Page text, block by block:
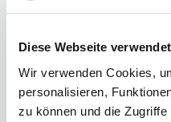
Diese Webseite
Wir verwenden Cookies,
personalisieren,
zu können und die
Anzahl